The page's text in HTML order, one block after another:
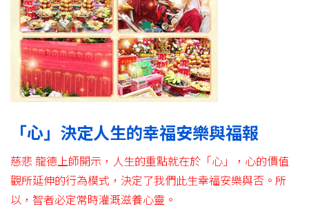
「心」決定人生的幸福安樂與福報
慈悲 龍德上師開示，人生的重點就在於「心」，心的價值
觀所延伸的行為模式，決定了我們此生幸福安樂與否。所
以，智者必定常時灌溉滋養心靈。